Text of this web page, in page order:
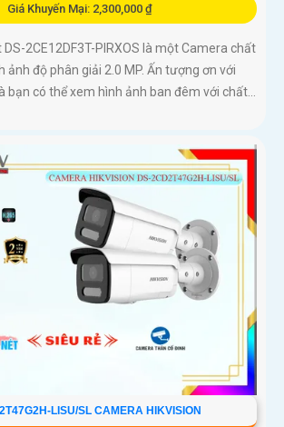
Giá Khuyến Mại: 2,300,000 ₫
2CE12DF3T-PIRXOS là một Camera chất
ảnh độ phân giải 2.0 MP. Ấn tượng ơn với
bạn có thể xem hình ảnh ban đêm với chất...
LISU/SL CAMERA HIKVISION